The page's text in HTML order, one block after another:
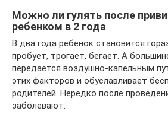
Можно ли гулять после
ребенком в 2 года
В два года ребенок становится
пробует, трогает, бегает. А
передается воздушно-капельным
этих факторов и обуславливает
родителей. Нередко после
заболевают.